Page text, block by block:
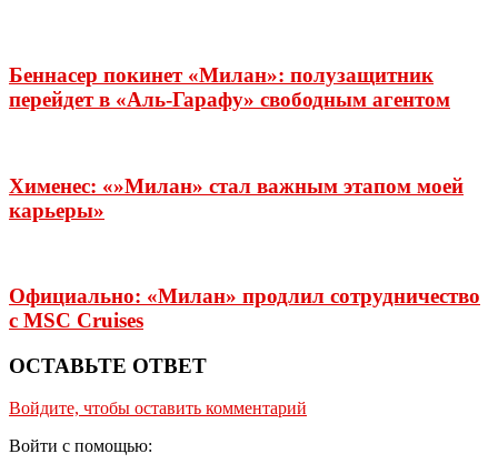
Беннасер покинет «Милан»: полузащитник
перейдет в «Аль-Гарафу» свободным агентом
Хименес: «»Милан» стал важным этапом моей
карьеры»
Официально: «Милан» продлил сотрудничество
с MSC Cruises
ОСТАВЬТЕ ОТВЕТ
Войдите, чтобы оставить комментарий
Войти с помощью: